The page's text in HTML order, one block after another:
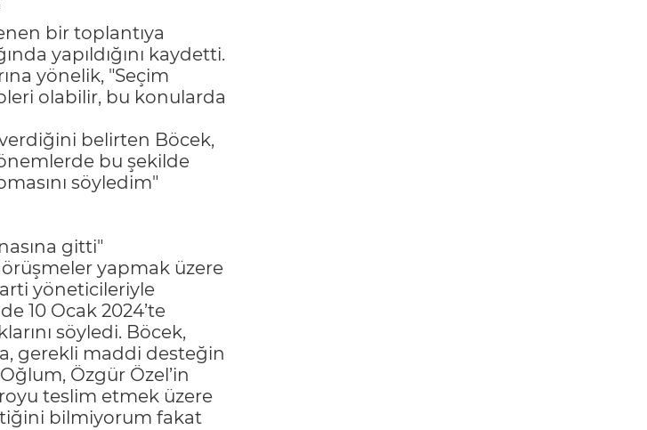
bir toplantıya
yapıldığını kaydetti.
yönelik, "Seçim
olabilir, bu konularda
belirten Böcek,
bu şekilde
söyledim"
gitti"
yapmak üzere
yöneticileriyle
10 Ocak 2024’te
söyledi. Böcek,
gerekli maddi desteğin
Özgür Özel’in
teslim etmek üzere
bilmiyorum fakat